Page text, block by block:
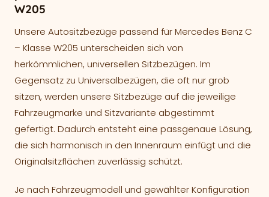
W205
Unsere Autositzbezüge passend für Mercedes Benz C
– Klasse W205 unterscheiden sich von
herkömmlichen, universellen Sitzbezügen. Im
Gegensatz zu Universalbezügen, die oft nur grob
sitzen, werden unsere Sitzbezüge auf die jeweilige
Fahrzeugmarke und Sitzvariante abgestimmt
gefertigt. Dadurch entsteht eine passgenaue Lösung,
die sich harmonisch in den Innenraum einfügt und die
Originalsitzflächen zuverlässig schützt.
Je nach Fahrzeugmodell und gewählter Konfiguration